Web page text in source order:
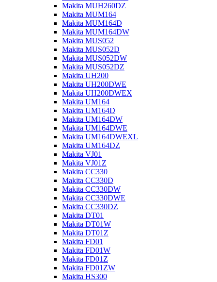
Makita MUH260DZ
Makita MUM164
Makita MUM164D
Makita MUM164DW
Makita MUS052
Makita MUS052D
Makita MUS052DW
Makita MUS052DZ
Makita UH200
Makita UH200DWE
Makita UH200DWEX
Makita UM164
Makita UM164D
Makita UM164DW
Makita UM164DWE
Makita UM164DWEXL
Makita UM164DZ
Makita VJ01
Makita VJ01Z
Makita CC330
Makita CC330D
Makita CC330DW
Makita CC330DWE
Makita CC330DZ
Makita DT01
Makita DT01W
Makita DT01Z
Makita FD01
Makita FD01W
Makita FD01Z
Makita FD01ZW
Makita HS300